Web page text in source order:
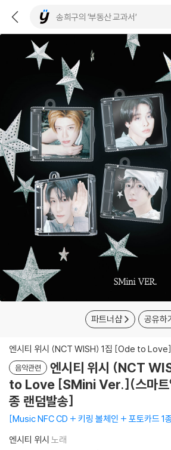
파트너샵 공유하
엔시티 위시 (NCT WISH) 1집 [Ode to Love]
음악관련
엔시티 위시 (NCT
to Love [SMini Ver.](스마트
종 랜덤발송]
Music NFC CD + 키링 볼체인 + 포토카드 1
엔시티 위시 노래